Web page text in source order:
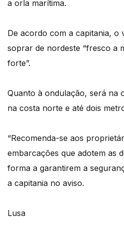
a orla marítima.
De acordo com a capitania, o
soprar de nordeste “fresco a
forte”.
Quanto à ondulação, será na
na costa norte e até dois
“Recomenda-se aos
embarcações que adotem as
forma a garantirem a
a capitania no aviso.
Lusa